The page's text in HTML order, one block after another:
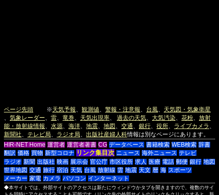
ページ先頭 ※天気予報 観測値 警報・注意報 台風
天気図・気象衛星
気象レーダー 雷 竜巻 天気出現率 過去の天気 大気汚染 花粉
放射
能・放射線情報
水源 海洋 地震 地図 交通 銀行 役所 ライブカメラ
新聞社
テレビ局 ラジオ局 出版社産婦人科情報は別なページにあります。
HIR-NET Home 運営者 運営者著書 CG データベース 書籍検索 WEB検索 辞書
翻訳 価格 買物 新型コロナ リンク集目次 ニュース 海外ニュース テレビ
ラジオ 新聞 出版社 映画 展示会 官公庁 市区役所 求人 医療 電話 郵便 銀行 地図
世界地図 交通 旅行 宿泊 天気 台風 放射線 雲 地震 天文 暦 海 スポーツ
メーカー 家電 カメラ パソコン インターネット
◆本サイトでは、外部サイトのアクセスは新たにウィンドウかタブを開きますので、複数のサイ